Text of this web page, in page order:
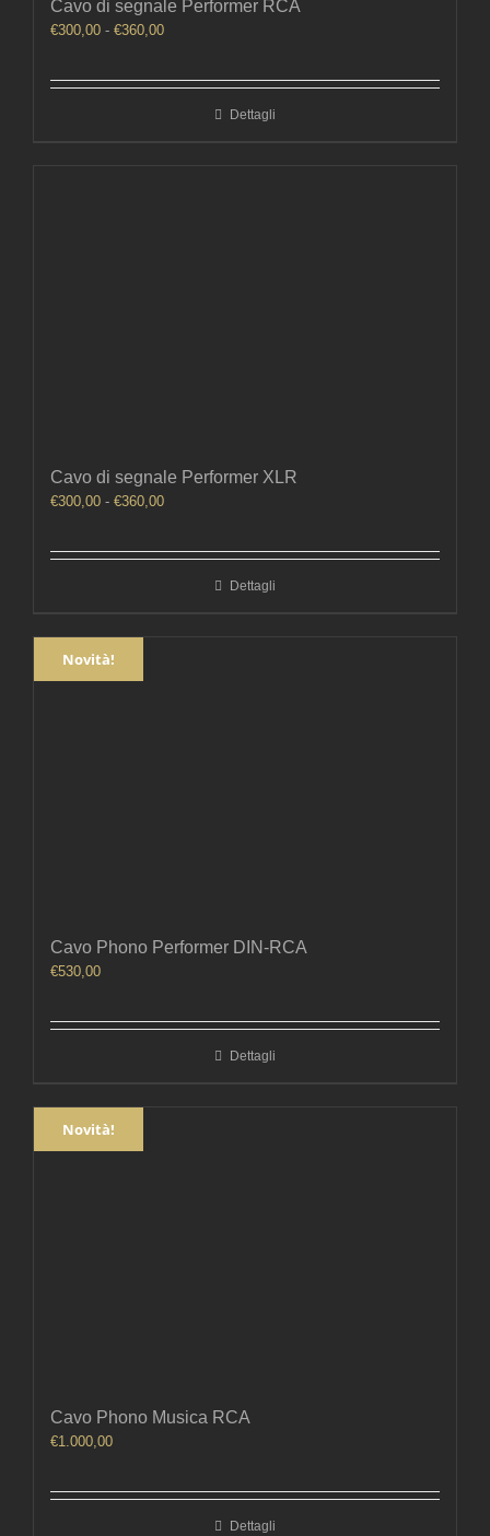
Cavo di segnale Performer RCA
€300,00 - €360,00Fascia
Dettagli
Cavo di segnale Performer XLR
€300,00 - €360,00Fascia
da
Dettagli
Novità!
Cavo Phono Performer DIN-RCA
€530,00
Dettagli
Novità!
Cavo Phono Musica RCA
€1.000,00
Dettagli